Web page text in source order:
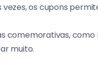
vezes, os cupons
comemorativas, como
muito.